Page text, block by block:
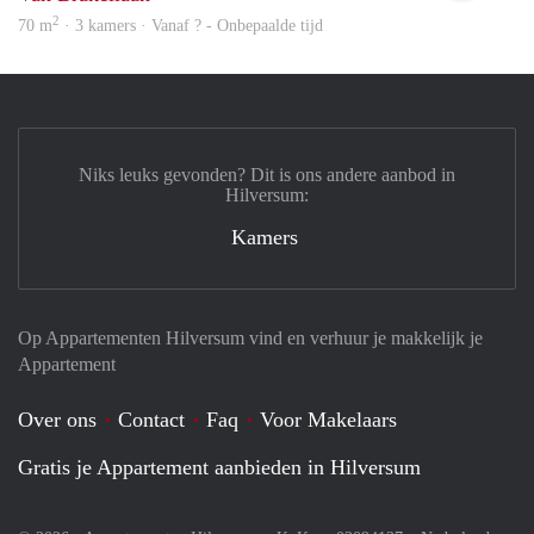
70 m2 · 3 kamers · Vanaf ? - Onbepaalde tijd
Op Appartementen Hilversum vind en verhuur je makkelijk je
Appartement
Over ons Contact Faq
Voor Makelaars
Gratis je Appartement aanbieden in Hilversum
Niks leuks gevonden? Dit is ons andere aanbod in
Hilversum:
Kamers